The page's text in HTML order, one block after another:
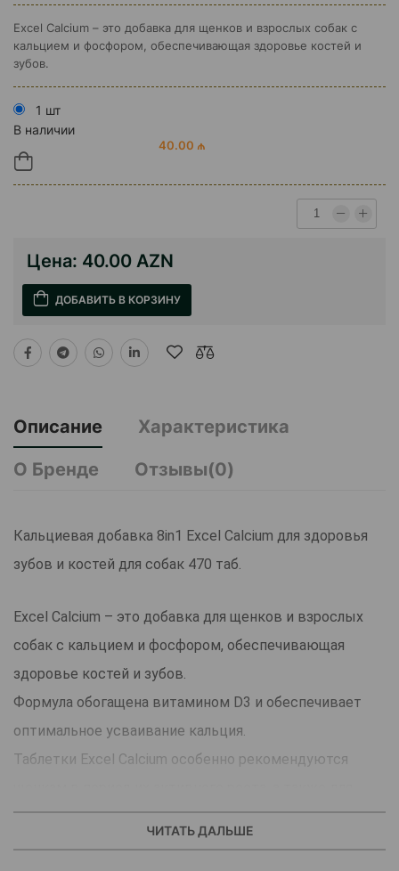
Excel Calcium – это добавка для щенков и взрослых собак с
кальцием и фосфором, обеспечивающая здоровье костей и
зубов.
1 шт
В наличии
40.00 ₼
Цена: 40.00 AZN
ДОБАВИТЬ В КОРЗИНУ
Описание
Характеристика
О Бренде
Отзывы(0)
Кальциевая добавка 8in1 Excel Calcium для здоровья
зубов и костей для собак 470 таб.
Excel Calcium – это добавка для щенков и взрослых
собак с кальцием и фосфором, обеспечивающая
здоровье костей и зубов.
Формула обогащена витамином D3 и обеспечивает
оптимальное усваивание кальция.
Таблетки Excel Calcium особенно рекомендуются
беременных и кормящих собак.
ЧИТАТЬ ДАЛЬШЕ